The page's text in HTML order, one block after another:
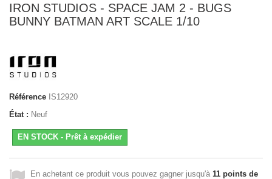
IRON STUDIOS - SPACE JAM 2 - BUGS
BUNNY BATMAN ART SCALE 1/10
Référence IS12920
État : Neuf
EN STOCK - Prêt à expédier
En achetant ce produit vous pouvez gagner jusqu'à 11 points de